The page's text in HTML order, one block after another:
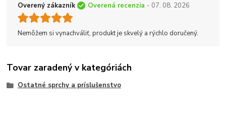
Overený zákazník Overená recenzia - 07. 08. 2026
Nemôžem si vynachváliť, produkt je skvelý a rýchlo doručený.
Tovar zaradený v kategóriách
Ostatné sprchy a príslušenstvo